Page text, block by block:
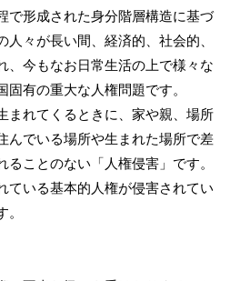
で形成された身分階層構造に基づ
人々が長い間、経済的、社会的、
、今もなお日常生活の上で様々な
有の重大な人権問題です。
れてくるときに、家や親、場所
んでいる場所や生まれた場所で差
ことのない「人権侵害」です。
ている基本的人権が侵害されてい